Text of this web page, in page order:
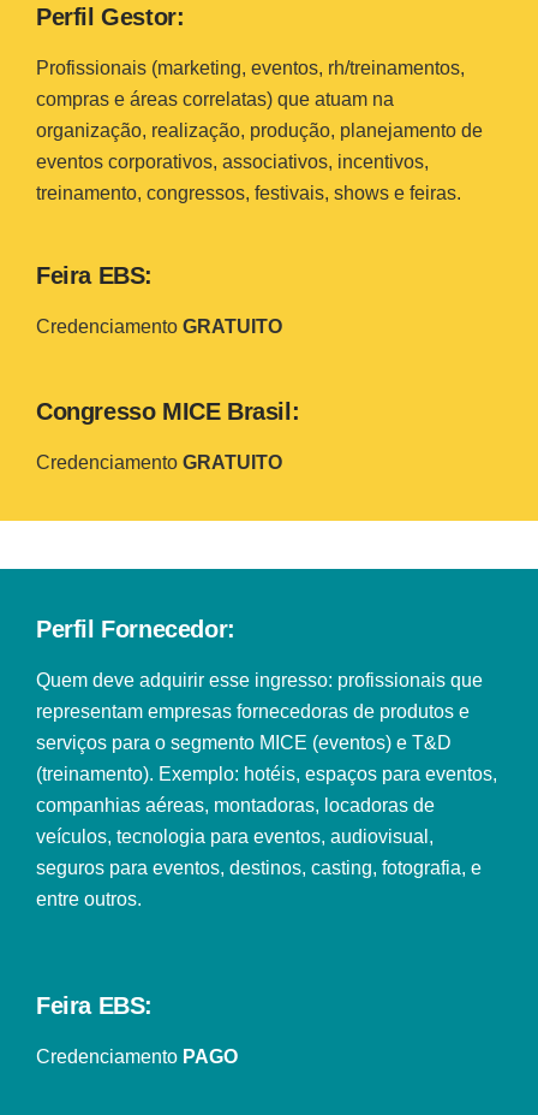
Perfil Gestor:
Profissionais (marketing, eventos, rh/treinamentos,
compras e áreas correlatas) que atuam na
organização, realização, produção, planejamento de
eventos corporativos, associativos, incentivos,
treinamento, congressos, festivais, shows e feiras.
Feira EBS:
Credenciamento GRATUITO
Congresso MICE Brasil:
Credenciamento GRATUITO
Perfil Fornecedor:
Quem deve adquirir esse ingresso: profissionais que
representam empresas fornecedoras de produtos e
serviços para o segmento MICE (eventos) e T&D
(treinamento). Exemplo: hotéis, espaços para eventos,
companhias aéreas, montadoras, locadoras de
veículos, tecnologia para eventos, audiovisual,
seguros para eventos, destinos, casting, fotografia, e
entre outros.
Feira EBS:
Credenciamento PAGO